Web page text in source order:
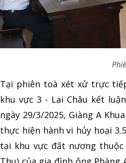
Tại phiên toà xét xử trực
khu vực 3 - Lai Châu kết
ngày 29/3/2025, Giàng A
thực hiện hành vi hủy hoại
tại khu vực đất nương thuộc